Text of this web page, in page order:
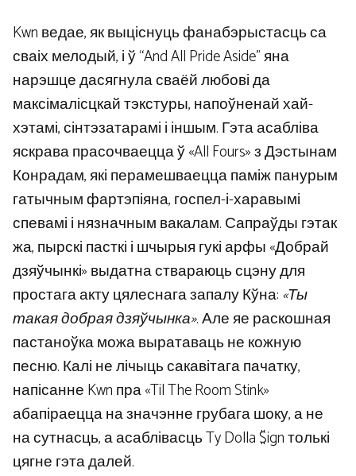
Kwn ведае, як выціснуць фанабэрыстасць са
сваіх мелодый, і ў “And All Pride Aside” яна
нарэшце дасягнула сваёй любові да
максімалісцкай тэкстуры, напоўненай хай-
хэтамі, сінтэзатарамі і іншым. Гэта асабліва
яскрава прасочваецца ў «All Fours» з Дэстынам
Конрадам, які перамешваецца паміж панурым
гатычным фартэпіяна, госпел-і-харавымі
спевамі і нязначным вакалам. Сапраўды гэтак
жа, пырскі пасткі і шчырыя гукі арфы «Добрай
дзяўчынкі» выдатна ствараюць сцэну для
простага акту цялеснага запалу Кўна:«Ты
такая добрая дзяўчынка». Але яе раскошная
пастаноўка можа выратаваць не кожную
песню. Калі не лічыць сакавітага пачатку,
напісанне Kwn пра «Til The Room Stink»
абапіраецца на значэнне грубага шоку, а не
на сутнасць, а асаблівасць Ty Dolla $ign толькі
цягне гэта далей.